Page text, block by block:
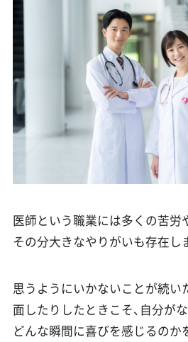
医師という職業には多くの苦労
その分大きなやりがいも存在し
思うようにいかないことが続い
面したりしたときこそ、自分が
どんな瞬間に喜びを感じるのか